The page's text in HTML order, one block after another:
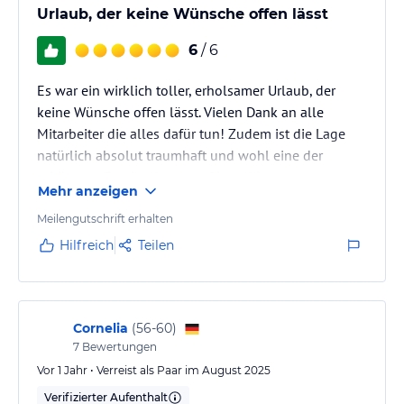
Indian
A celebration of India’s rich culinary heritage through a
contemporary lens. Regional flavours, global influences, and
refined technique come together in a curated journey of spice,
colour, and creativity.
• The Boathouse
Set along the shore, this elegant beachside venue draws from
Greek and Turkish traditions. Fresh island seafood and premium
cuts are grilled to perfection, celebrating Mediterranean simplicity
with timeless flair.
Seated at The St. Regis Bar, you are invited to discover a curated
selection of drinks that blend timeless classics with the distinctive
essence of
Urlaub, der keine Wünsche offen lässt
6 / 6
Es war ein wirklich toller, erholsamer Urlaub, der
keine Wünsche offen lässt. Vielen Dank an alle
Mitarbeiter die alles dafür tun! Zudem ist die Lage
natürlich absolut traumhaft und wohl eine der
Mehr anzeigen
Meilengutschrift erhalten
Hilfreich Teilen
Cornelia (56-60)
7 Bewertungen
Vor 1 Jahr • Verreist als Paar im August 2025
Verifizierter Aufenthalt